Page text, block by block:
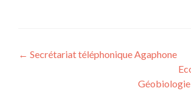
Navigation
← Secrétariat téléphonique Agaphone
Géobiologie